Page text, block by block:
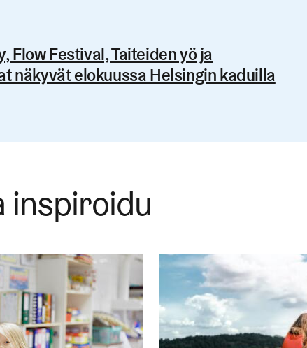
Flow Festival, Taiteiden yö ja
näkyvät elokuussa Helsingin kaduilla
inspiroidu